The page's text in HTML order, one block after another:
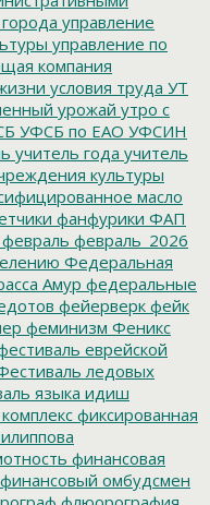
управление
управление по
компания
условия труда УТ
урожай утро с
УФСБ по ЕАО УФСИН
учитель года учитель
культуры
масло
фанфурики ФАП
февраль февраль_2026
Федеральная
Амур федеральные
фейерверк фейк
феминизм Феникс
еврейской
ледовых
языка идиш
фиксированная
финансовая
финансовый омбудсмен